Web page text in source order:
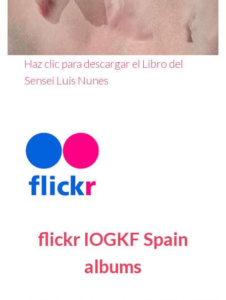
Haz clic para descargar el Libro del
Sensei Luis Nunes
flickr IOGKF Spain
albums